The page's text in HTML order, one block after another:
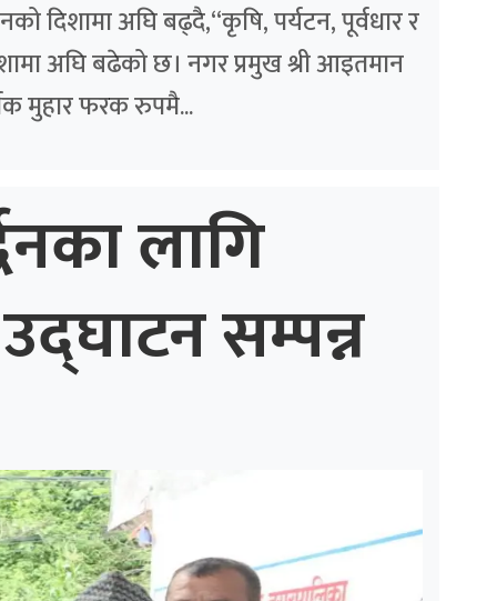
दिशामा अघि बढ्दै,“कृषि, पर्यटन, पूर्वधार र
अघि बढेको छ। नगर प्रमुख श्री आइतमान
मुहार फरक रुपमै...
लागि
सम्पन्न